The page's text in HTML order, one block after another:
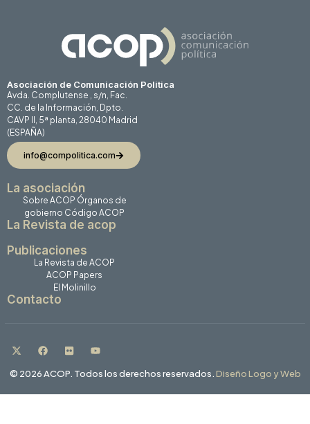
Asociación de Comunicación Politica
Avda. Complutense , s/n, Fac.
CC. de la Información, Dpto.
CAVP II, 5ª planta, 28040 Madrid
(ESPAÑA)
info@compolitica.com
La asociación
Sobre ACOP Órganos de
gobierno Código ACOP
La Revista de acop
Publicaciones
La Revista de ACOP
ACOP Papers
El Molinillo
Contacto
© 2026 ACOP. Todos los derechos reservados.Diseño Logo y Web